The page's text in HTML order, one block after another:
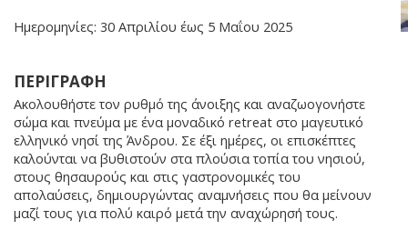
Ημερομηνίες: 30 Απριλίου έως 5 Μαΐου 2025
ΠΕΡΙΓΡΑΦΗ
Ακολουθήστε τον ρυθμό της άνοιξης και αναζωογονήστε
σώμα και πνεύμα με ένα μοναδικό retreat στο μαγευτικό
ελληνικό νησί της Άνδρου. Σε έξι ημέρες, οι επισκέπτες
καλούνται να βυθιστούν στα πλούσια τοπία του νησιού,
στους θησαυρούς και στις γαστρονομικές του
απολαύσεις, δημιουργώντας αναμνήσεις που θα μείνουν
μαζί τους για πολύ καιρό μετά την αναχώρησή τους.